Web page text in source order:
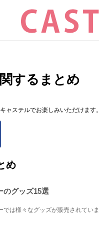
するまとめ
ャステルでお楽しみいただけます。
め
のグッズ15選